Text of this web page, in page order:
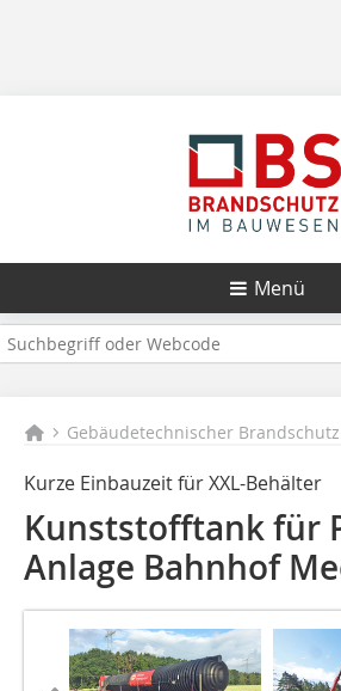
Menü
Gebäudetechnischer Brandschutz
Kurze Einbauzeit für XXL-Behälter
Kunststofftank für
Anlage Bahnhof